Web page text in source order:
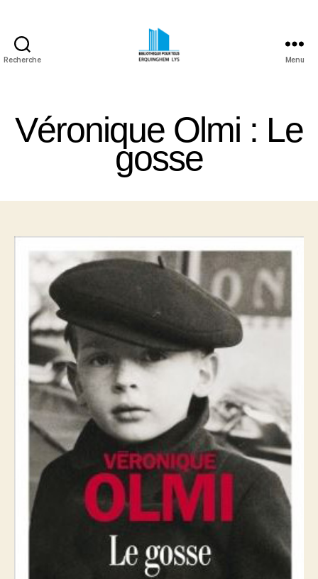
Recherche
Erquinghem
Lys
Menu
Véronique Olmi : Le
gosse